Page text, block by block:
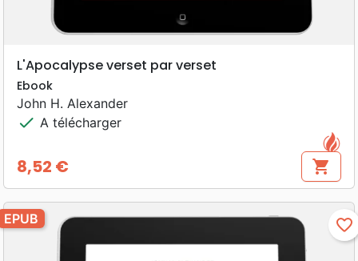
L'Apocalypse verset par verset
Ebook
John H. Alexander
check A télécharger
Prix
8,52 € shopping_cart
EPUB favorite_border